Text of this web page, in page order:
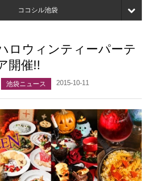
ココシル池袋
ロウィンティーパーテ
開催!!
池袋ニュース 2015-10-11